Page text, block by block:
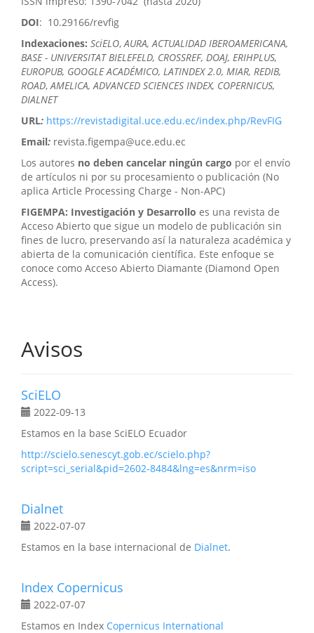
DOI: 10.29166/revfig
Indexaciones: SciELO,AURA, ACTUALIDAD IBEROAMERICANA,
BASE - UNIVERSITAT BIELEFELD, CROSSREF, DOAJ, ERIHPLUS,
EUROPUB, GOOGLE ACADÉMICO, LATINDEX 2.0, MIAR, REDIB,
ROAD,AMELICA, ADVANCED SCIENCES INDEX, COPERNICUS,
DIALNET
URL: https://revistadigital.uce.edu.ec/index.php/RevFIG
Email: revista.figempa@uce.edu.ec
Los autores no deben cancelar ningún cargo por el envío
de artículos ni por su procesamiento o publicación (No
aplica Article Processing Charge - Non-APC)
FIGEMPA: Investigación y Desarrollo es una revista de
Acceso Abierto que sigue un modelo de publicación sin
fines de lucro, preservando así la naturaleza académica y
abierta de la comunicación científica. Este enfoque se
conoce como Acceso Abierto Diamante (Diamond Open
Access).
Avisos
SciELO
2022-09-13
Estamos en la base SciELO Ecuador
http://scielo.senescyt.gob.ec/scielo.php?
script=sci_serial&pid=2602-8484&lng=es&nrm=iso
Dialnet
2022-07-07
Estamos en la base internacional de Dialnet.
Index Copernicus
2022-07-07
Estamos en Index Copernicus International